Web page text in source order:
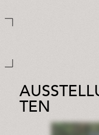
TEN